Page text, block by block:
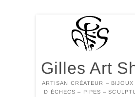
Gilles Art
ARTISAN CRÉATEUR – BIJOUX
D ÉCHECS – PIPES –